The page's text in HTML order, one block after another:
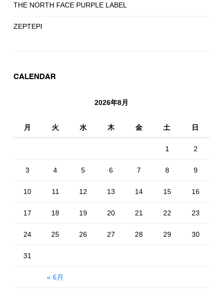
THE NORTH FACE PURPLE LABEL
ZEPTEPI
CALENDAR
2026年8月
月 火 水 木 金 土 日
« 6月
1 2
3 4 5 6 7 8 9
10 11 12 13 14 15 16
17 18 19 20 21 22 23
24 25 26 27 28 29 30
31